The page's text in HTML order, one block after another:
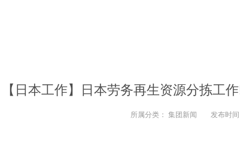
【日本工作】日本劳务再生资源分拣工
所属分类： 集团新闻 发布时间